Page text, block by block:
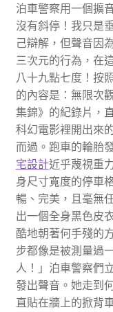
泊車警察用一個擴
沒有斜停！我只是
己辯解，但聲音因
三次元的行為，在
八十九點七度！按
的內容是：無限次
集錦》的紀錄片，
科幻電影裡開出來
而過。跑車的輪胎
宅設計近乎蔑視重
身尺寸寬度的停車
暢、完美，且毫無
出一個全身黑色皮
酷地朝著何手殘的
步都像是被測量過
人！」泊車警察們
發出聲音。她走到
直貼在牆上的掀背